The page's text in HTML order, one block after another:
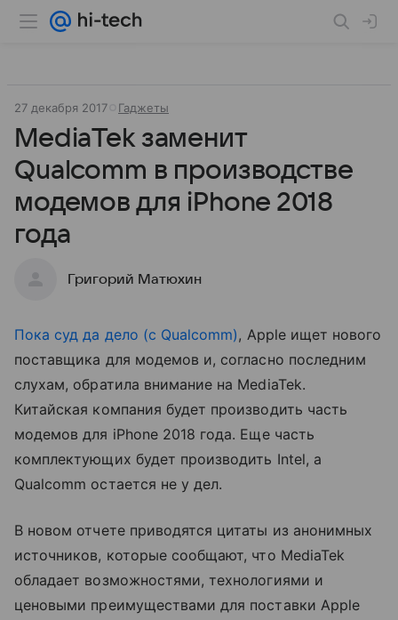
27 декабря 2017 Гаджеты
MediaTek заменит
Qualcomm в производстве
модемов для iPhone 2018
года
Григорий Матюхин
Пока суд да дело (с Qualcomm), Apple ищет нового
поставщика для модемов и, согласно последним
слухам, обратила внимание на MediaTek.
Китайская компания будет производить часть
модемов для iPhone 2018 года. Еще часть
комплектующих будет производить Intel, а
Qualcomm остается не у дел.
В новом отчете приводятся цитаты из анонимных
источников, которые сообщают, что MediaTek
обладает возможностями, технологиями и
ценовыми преимуществами для поставки Apple